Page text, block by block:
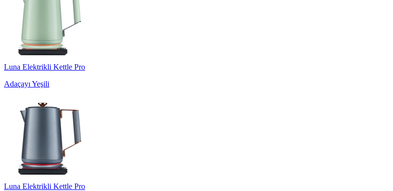
Luna Elektrikli Kettle Pro
Adaçayı Yeşili
Luna Elektrikli Kettle Pro